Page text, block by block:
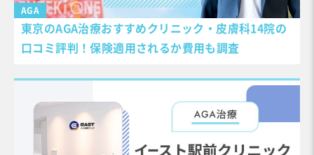
AGA
東京のAGA治療おすすめクリニック・皮膚科14院の
口コミ評判！保険適用されるか費用も調査